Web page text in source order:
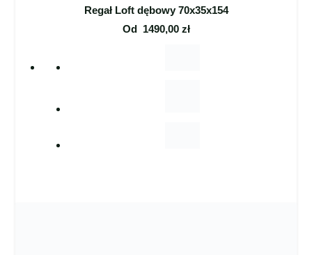
Regał Loft dębowy 70x35x154
Od 1490,00 zł